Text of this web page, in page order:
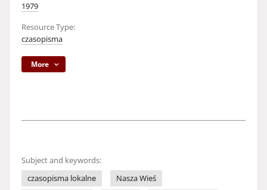
1979
Resource Type:
czasopisma
More
Subject and keywords:
czasopisma lokalne
Nasza Wieś